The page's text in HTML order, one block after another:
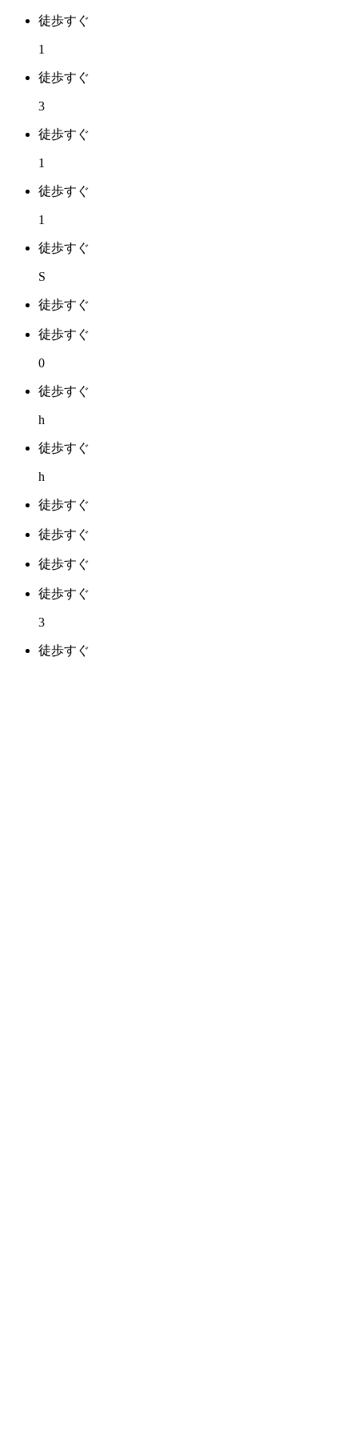
徒歩すぐ
1
徒歩すぐ
3
徒歩すぐ
1
徒歩すぐ
1
徒歩すぐ
S
徒歩すぐ
徒歩すぐ
0
徒歩すぐ
h
徒歩すぐ
h
徒歩すぐ
徒歩すぐ
徒歩すぐ
徒歩すぐ
3
徒歩すぐ